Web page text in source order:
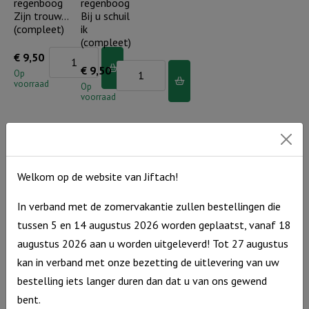
aantal
regenboog
Zijn trouw…
(compleet)
€ 9,50
Op
voorraad
Kaarsenstandaard
regenboog
regenboog
Bij u schuil
ik
(compleet)
€ 9,50
Op
voorraad
Kaarsenstandaard
regenboog
u
(compleet)
Nieuw
Little ones
babyshirt Je
bent een
parel in
Gods hand
(incl.
kledinghanger)
Nieuw
Rustieke
grijs – GHL
tekens (incl.
houder)
€ 10,95 Rustieke
Welkom op de website van Jiftach!
In verband met de zomervakantie zullen bestellingen die
tussen 5 en 14 augustus 2026 worden geplaatst, vanaf 18
augustus 2026 aan u worden uitgeleverd! Tot 27 augustus
kan in verband met onze bezetting de uitlevering van uw
bestelling iets langer duren dan dat u van ons gewend
bent.